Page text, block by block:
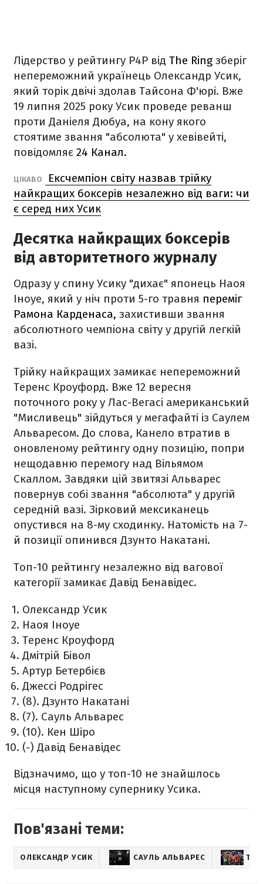
Лідерство у рейтингу P4P від The Ringзберіг
непереможний українець Олександр Усик,
який торік двічі здолав Тайсона Ф'юрі. Вже
19 липня 2025 року Усик проведе реванш
проти Даніеля Дюбуа, на кону якого
стоятиме звання "абсолюта" у хевівейті,
повідомляє 24 Канал.
ЦІКАВО
Ексчемпіон світу назвав трійку
найкращих боксерів незалежно від ваги: чи
є серед них Усик
Десятка найкращих боксерів
від авторитетного журналу
Одразу у спину Усику "дихає" японець Наоя
Іноуе, який у ніч проти 5-го травня переміг
Рамона Карденаса, захистивши звання
абсолютного чемпіона світу у другій легкій
вазі.
Трійку найкращих замикає непереможний
Теренс Кроуфорд. Вже 12 вересня
поточного року у Лас-Вегасі американський
"Мисливець" зійдуться у мегафайті із Саулем
Альваресом. До слова, Канело втратив в
оновленому рейтингу одну позицію, попри
нещодавню перемогу над Вільямом
Скаллом. Завдяки цій звитязі Альварес
повернув собі звання "абсолюта" у другій
середній вазі. Зірковий мексиканець
опустився на 8-му сходинку. Натомість на 7-
й позиції опинився Дзунто Накатані.
Топ-10 рейтингу незалежно від вагової
категорії замикає Давід Бенавідес.
Олександр Усик
Наоя Іноуе
Теренс Кроуфорд
Дмітрій Бівол
Артур Бетербієв
Джессі Родрігес
(8). Дзунто Накатані
(7). Сауль Альварес
(10). Кен Шіро
(-) Давід Бенавідес
Відзначимо, що у топ-10 не знайшлось
місця наступному супернику Усика.
Пов'язані теми:
ОЛЕКСАНДР УСИК САУЛЬ АЛЬВАРЕС